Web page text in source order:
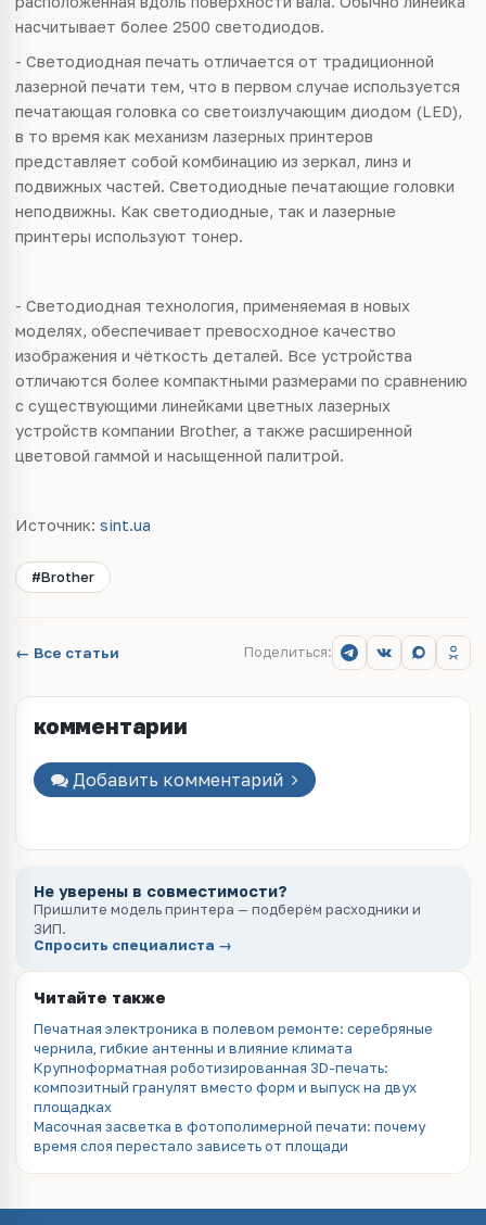
насчитывает более 2500 светодиодов.
- Светодиодная печать отличается от традиционной
лазерной печати тем, что в первом случае используется
печатающая головка со светоизлучающим диодом (LED),
в то время как механизм лазерных принтеров
представляет собой комбинацию из зеркал, линз и
подвижных частей. Светодиодные печатающие головки
неподвижны. Как светодиодные, так и лазерные
принтеры используют тонер.
- Светодиодная технология, применяемая в новых
моделях, обеспечивает превосходное качество
изображения и чёткость деталей. Все устройства
отличаются более компактными размерами по сравнению
с существующими линейками цветных лазерных
устройств компании Brother, а также расширенной
цветовой гаммой и насыщенной палитрой.
Источник: sint.ua
#Brother
← Все статьи Поделиться:
комментарии
Добавить комментарий
Не уверены в совместимости?
Пришлите модель принтера — подберём расходники и
ЗИП.
Спросить специалиста →
Читайте также
Печатная электроника в полевом ремонте: серебряные
чернила, гибкие антенны и влияние климата
Крупноформатная роботизированная 3D-печать:
композитный гранулят вместо форм и выпуск на двух
площадках
Масочная засветка в фотополимерной печати: почему
время слоя перестало зависеть от площади